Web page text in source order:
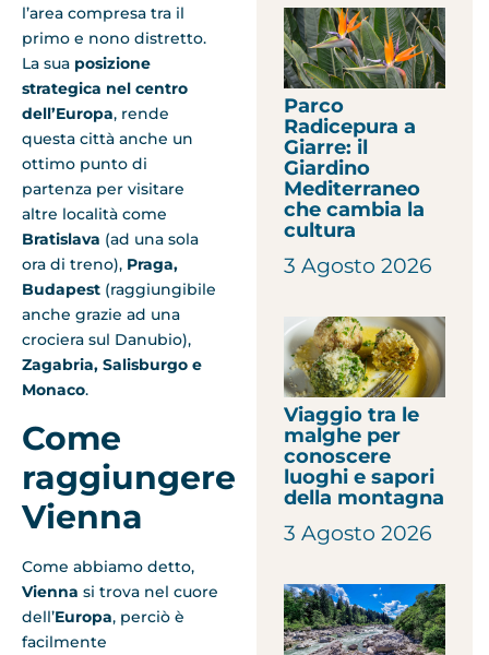
l’area compresa tra il
primo e nono distretto.
La sua posizione
strategica nel centro
dell’Europa, rende
questa città anche un
ottimo punto di
partenza per visitare
altre località come
Bratislava (ad una sola
ora di treno), Praga,
Budapest (raggiungibile
anche grazie ad una
crociera sul Danubio),
Zagabria, Salisburgo e
Monaco.
Come
raggiungere
Vienna
Come abbiamo detto,
Vienna si trova nel cuore
dell’Europa, perciò è
facilmente
Parco
Radicepura a
Giarre: il
Giardino
Mediterraneo
che cambia la
cultura
3 Agosto 2026
Viaggio tra le
malghe per
conoscere
luoghi e sapori
della montagna
3 Agosto 2026